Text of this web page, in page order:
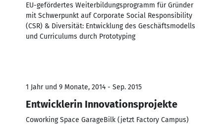
EU-gefördertes Weiterbildungsprogramm für Gründer
mit Schwerpunkt auf Corporate Social Responsibility
(CSR) & Diversität: Entwicklung des Geschäftsmodells
und Curriculums durch Prototyping
1 Jahr und 9 Monate, 2014 - Sep. 2015
Entwicklerin Innovationsprojekte
Coworking Space GarageBilk (jetzt Factory Campus)